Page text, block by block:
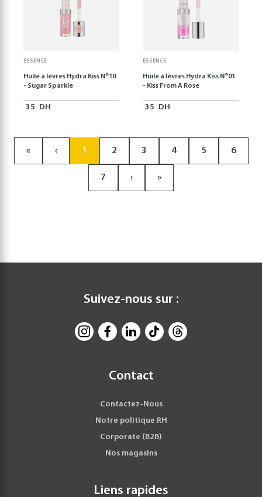
ESSENCE
Huile à lèvres Hydra Kiss N°10
- Sugar Sparkle
35 DH
ESSENCE
Huile à lèvres Hydra Kiss N°01
- Kiss From A Rose
35 DH
« ‹ 1 2 3 4 5 6
7 › »
Suivez-nous sur :
Contact
Contactez-Nous
Notre politique RH
Corporate (B2B)
Nos magasins
Liens rapides